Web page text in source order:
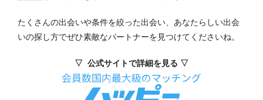
たくさんの出会いや条件を絞った出会い、あなたらしい出会
いの探し方でぜひ素敵なパートナーを見つけてくださいね。
▽ 公式サイトで詳細を見る ▽